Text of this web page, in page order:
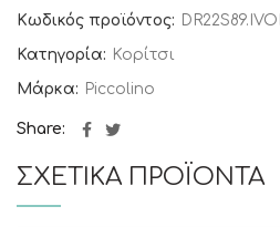
Κωδικός προϊόντος:
Κατηγορία: Κορίτσι
Μάρκα: Piccolino
Share
ΣΧΕΤΙΚΆ ΠΡΟΪΌΝΤΑ